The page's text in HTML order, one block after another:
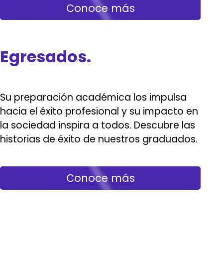
Conoce más
Egresados.
Su preparación académica los impulsa
hacia el éxito profesional y su impacto en
la sociedad inspira a todos. Descubre las
historias de éxito de nuestros graduados.
Conoce más